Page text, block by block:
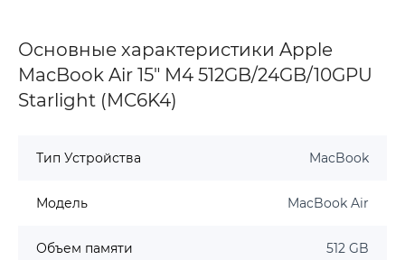
Основные характеристики Apple
MacBook Air 15" M4 512GB/24GB/10GPU
Starlight (MC6K4)
Тип Устройства MacBook
Модель MacBook Air
Объем памяти 512 GB